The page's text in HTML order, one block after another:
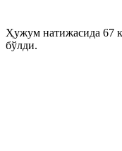
Ҳужум натижасида 67
бўлди.